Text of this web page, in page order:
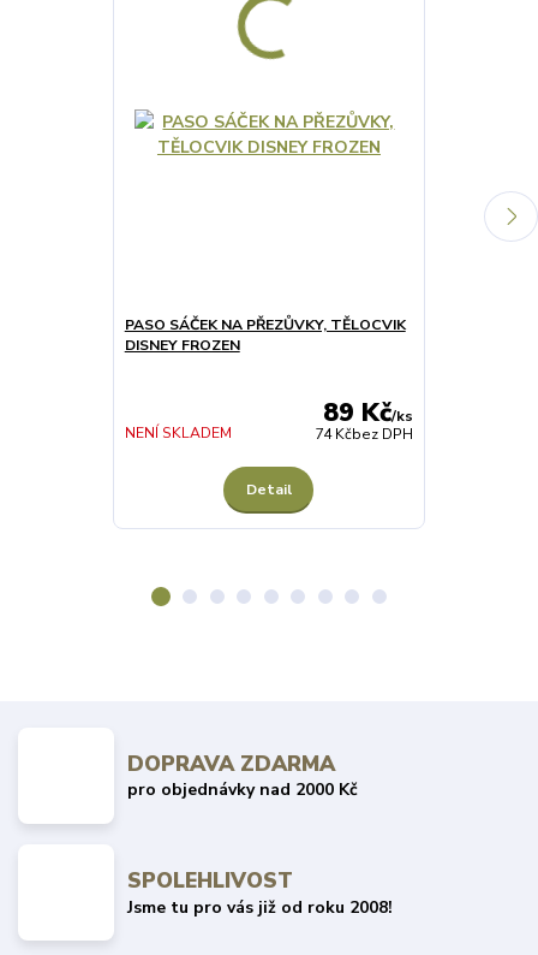
PASO SÁČEK NA PŘEZŮVKY, TĚLOCVIK
DISNEY FROZEN
89 Kč/ks
74 Kčbez DPH
NENÍ SKLADEM
Detail
DOPRAVA ZDARMA
pro objednávky nad 2000 Kč
SPOLEHLIVOST
Jsme tu pro vás již od roku 2008!